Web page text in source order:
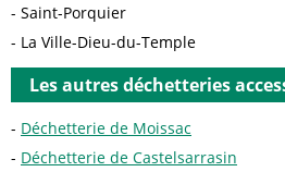
Saint-Porquier
La Ville-Dieu-du-Temple
Les autres déchetteries
Déchetterie de Moissac
Déchetterie de Castelsarrasin